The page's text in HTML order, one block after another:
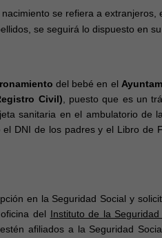
se refiera a extranjeros,
se seguirá lo dispuesto en
del bebé en el
Civil) , puesto que es un
sanitaria en el ambulatorio de
DNI de los padres y el Libro de
en la Seguridad Social y
del Instituto de la Seguridad
afiliados a la Seguridad